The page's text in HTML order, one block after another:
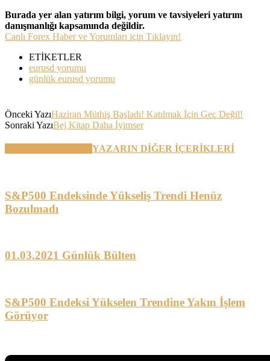
Burada yer alan yatırım bilgi, yorum ve tavsiyeleri yatırım
danışmanlığı kapsamında değildir.
Canlı Forex Haber ve Yorumları için Tıklayın!
ETİKETLER
eurusd yorumu
günlük eurusd yorumu
Önceki YazıHaziran Müthiş Başladı! Katılmak İçin Geç Değil!
Sonraki YazıBej Kitap Daha İyimser
YAZARIN DİĞER İÇERİKLERİ
S&P500 Endeksinde Yükseliş Trendi Henüz
Bozulmadı
01.03.2021 Günlük Bülten
S&P500 Endeksi Yükselen Trendine Yakın İşlem
Görüyor